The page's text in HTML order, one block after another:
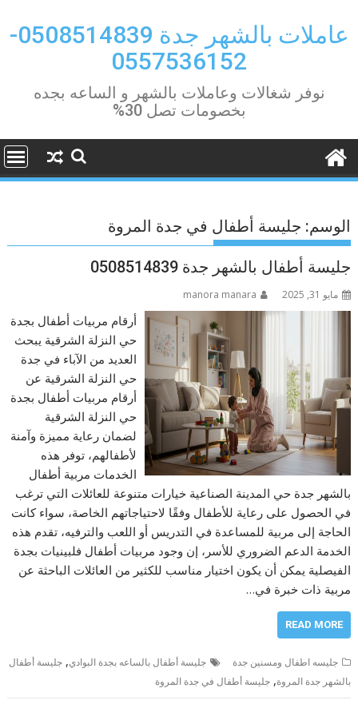
content
عاملات بالشهر جدة 0508514839-
0557536152
نوفر شغالات وعاملات بالشهر و الساعه بجده
بخصومات تصل 30%
الوسم: جليسة أطفال في جدة المروة
جليسة أطفال بالشهر جدة 0508514839
مايو 31, 2025 manora manara
أرقام مربيات أطفال بجدة
حي النزلة الشرقية يبحث
العديد من الآباء في جدة
حي النزلة الشرقية عن
أرقام مربيات أطفال بجدة
حي النزلة الشرقية
لضمان رعاية مميزة وآمنة
لأطفالهم، توفر هذه
الخدمات مربية أطفال
بالشهر جدة حي المدينة الصناعية خيارات متنوعة للعائلات التي ترغب
في الحصول على رعاية للأطفال وفقًا لاحتياجاتهم الخاصة، سواء كانت
الحاجة إلى مربية للمساعدة في التدريس أو اللعب والترفيه، تقدم هذه
الخدمة الدعم الضروري للأسر، إن وجود مربيات أطفال فلبينيات بجدة
الفيصلية يمكن أن يكون اختيار مناسب للكثير من العائلات الباحثة عن
مربية ذات خبرة في…
READ MORE
جليسه اطفال ومسنين جدة جليسة أطفال بالساعه بجدة البوادي,جليسة أطفال
بالشهر جدة المروة,جليسة أطفال في جدة المروة